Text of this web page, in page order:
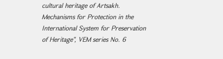
cultural heritage of Artsakh.
Mechanisms for Protection in the
International System for Preservation
of Heritage", VEM series No. 6